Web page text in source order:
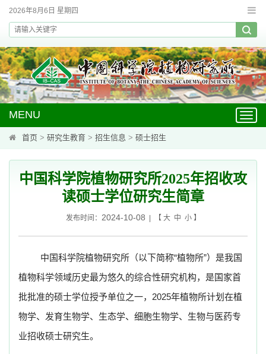
2026年8月6日 星期四
MENU
首页 > 研究生教育 > 招生信息 > 硕士招生
中国科学院植物研究所2025年招收攻
读硕士学位研究生简章
发布时间： 2024-10-08 | 【 大 中 小】
中国科学院植物研究所（以下简称“植物所”）是我国
植物科学领域历史最为悠久的综合性研究机构，是国家首
批批准的硕士学位授予单位之一， 2025年植物所计划在植
物学、发育生物学、生态学、细胞生物学、生物与医药专
业招收硕士研究生。